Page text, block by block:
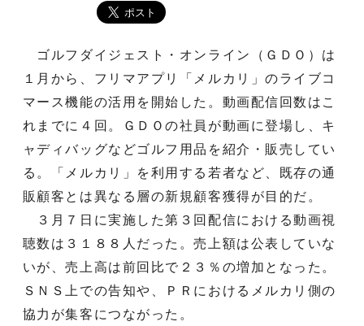
ゴルフダイジェスト・オンライン（ＧＤＯ）は
１月から、フリマアプリ「メルカリ」のライブコ
マース機能の活用を開始した。動画配信回数はこ
れまでに４回。ＧＤＯの社員が動画に登場し、キ
ャディバッグなどゴルフ用品を紹介・販売してい
る。「メルカリ」を利用する若者など、既存の通
販顧客とは異なる層の新規顧客獲得が目的だ。
３月７日に実施した第３回配信における動画視
聴数は３１８８人だった。売上額は公表していな
いが、売上高は前回比で２３％の増加となった。
ＳＮＳ上での告知や、ＰＲにおけるメルカリ側の
協力が集客につながった。